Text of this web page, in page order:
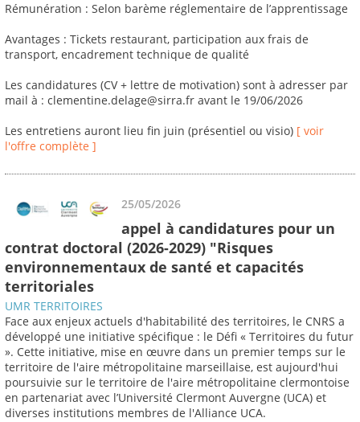
Rémunération : Selon barème réglementaire de l’apprentissage
Avantages : Tickets restaurant, participation aux frais de
transport, encadrement technique de qualité
Les candidatures (CV + lettre de motivation) sont à adresser par
mail à : clementine.delage@sirra.fr avant le 19/06/2026
Les entretiens auront lieu fin juin (présentiel ou visio) [ voir
l'offre complète ]
25/05/2026
appel à candidatures pour un
contrat doctoral (2026-2029) "Risques
environnementaux de santé et capacités
territoriales
UMR TERRITOIRES
Face aux enjeux actuels d'habitabilité des territoires, le CNRS a
développé une initiative spécifique : le Défi « Territoires du futur
». Cette initiative, mise en œuvre dans un premier temps sur le
territoire de l'aire métropolitaine marseillaise, est aujourd'hui
poursuivie sur le territoire de l'aire métropolitaine clermontoise
en partenariat avec l’Université Clermont Auvergne (UCA) et
diverses institutions membres de l'Alliance UCA.